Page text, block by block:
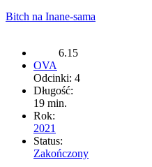
Bitch na Inane-sama
6.15
OVA
Odcinki: 4
Długość:
19 min.
Rok:
2021
Status:
Zakończony